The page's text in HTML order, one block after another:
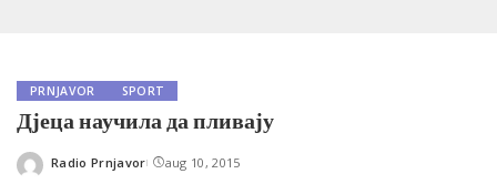
PRNJAVOR SPORT
Дјеца научила да пливају
Posted
Radio Prnjavor aug 10, 2015